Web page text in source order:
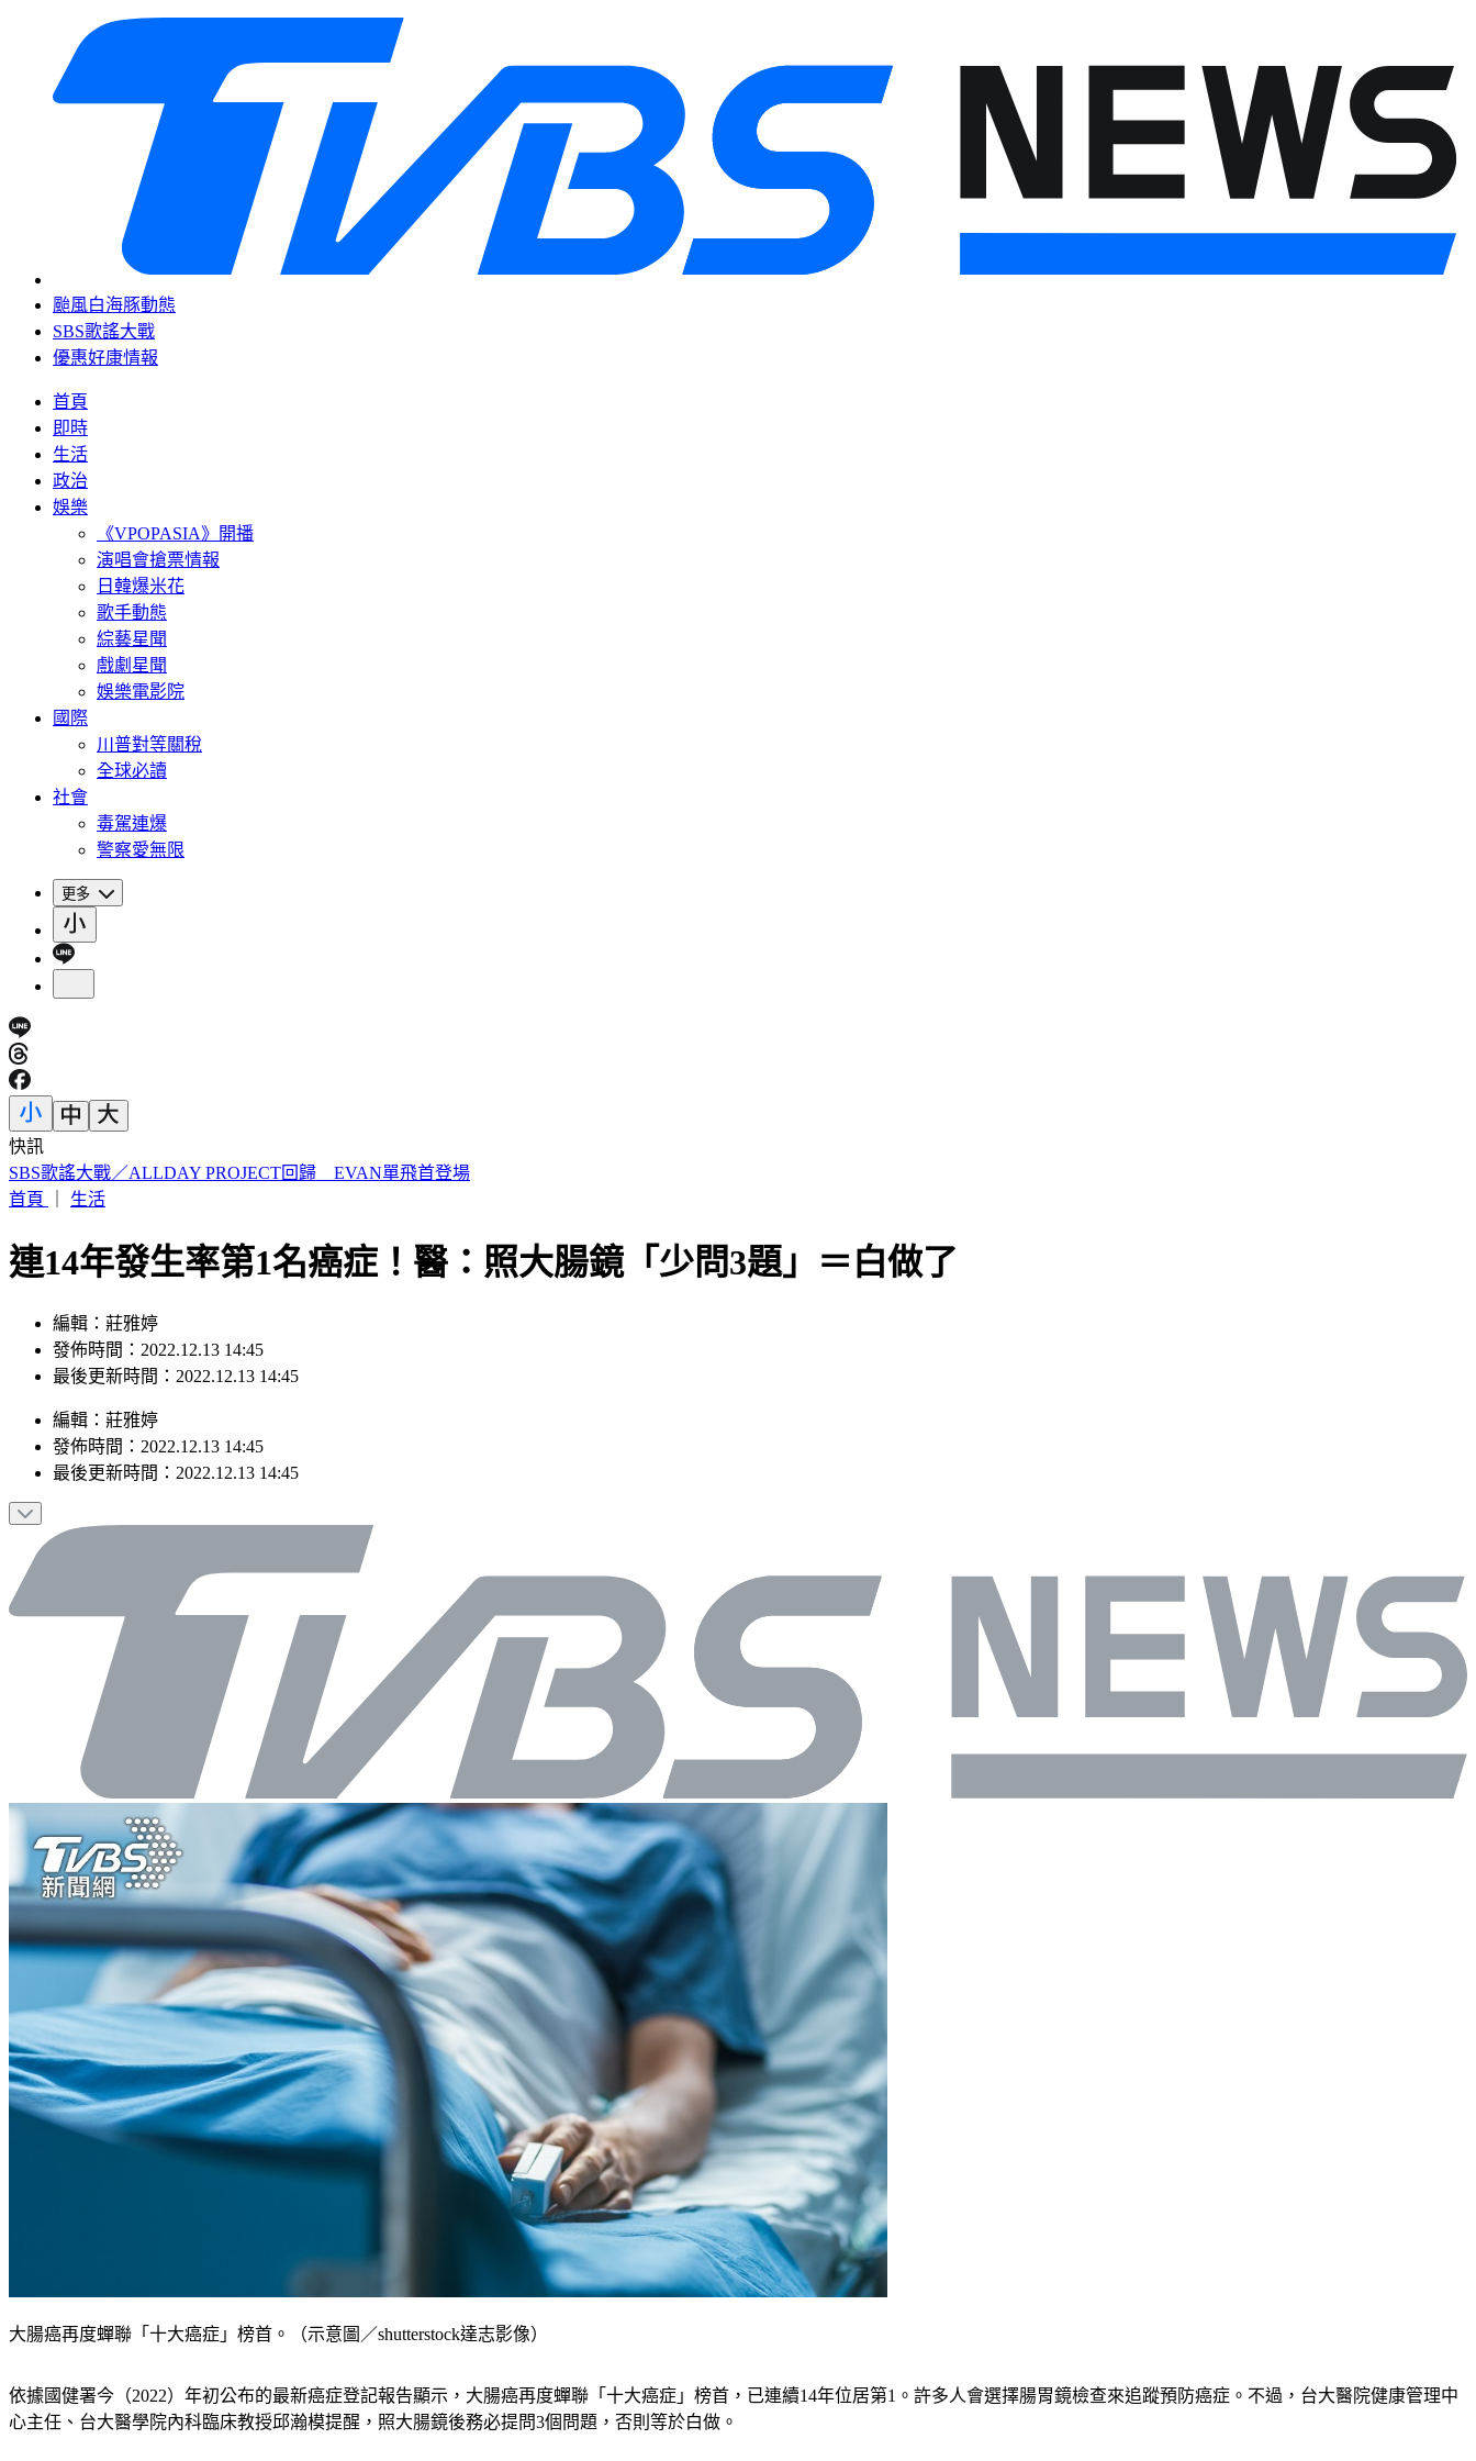
颱風白海豚動態
SBS歌謠大戰
優惠好康情報
首頁
即時
生活
政治
娛樂
《VPOPASIA》開播
演唱會搶票情報
日韓爆米花
歌手動態
綜藝星聞
戲劇星聞
娛樂電影院
國際
川普對等關稅
全球必讀
社會
毒駕連爆
警察愛無限
更多
快訊
白海豚遠離中 北市水門今晚6時起陸續開放
首頁
生活
連14年發生率第1名癌症！醫：照大腸鏡「少問3題」＝白做了
編輯：莊雅婷
發佈時間：2022.12.13 14:45
最後更新時間：2022.12.13 14:45
編輯 ： 莊雅婷
發佈時間： 2022.12.13 14:45
最後更新時間： 2022.12.13 14:45
大腸癌再度蟬聯「十大癌症」榜首。（示意圖／shutterstock達志影像）
依據國健署今（2022）年初公布的最新癌症登記報告顯示，大腸癌再度蟬聯「十大癌症」榜首，已連續14年位居第1。許多人會選擇腸胃鏡檢查來追蹤預防癌症。不過，台大醫院健康管理中
心主任、台大醫學院內科臨床教授邱瀚模提醒，照大腸鏡後務必提問3個問題，否則等於白做。